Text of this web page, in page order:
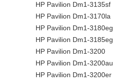
HP Pavilion Dm1-3135sf
HP Pavilion Dm1-3170la
HP Pavilion Dm1-3180eg
HP Pavilion Dm1-3185eg
HP Pavilion Dm1-3200
HP Pavilion Dm1-3200au
HP Pavilion Dm1-3200er